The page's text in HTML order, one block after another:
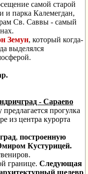
самой старой
и парка Калемегдан,
Св. Саввы - самый
Земун, который когда-
выделялся
- Сараево
прогулка
из центра курорта
, построенную
Кустурицей.
границе. Следующая
шедевр